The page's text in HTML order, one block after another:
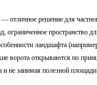
отличное решение для
ограниченное пространство
ландшафта
ворота открываются по
и не занимая полезной